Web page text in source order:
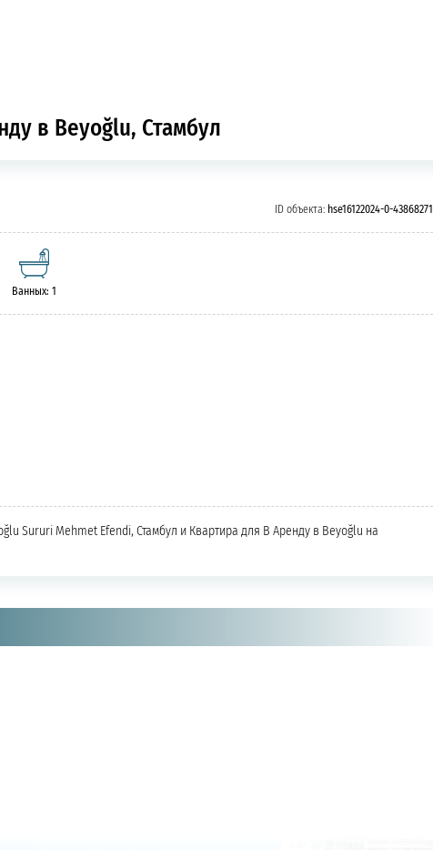
в Beyoğlu, Стамбул
ID объекта: hse16122024-0-43868271
Ванных: 1
Sururi Mehmet Efendi, Стамбул и Квартира для В Аренду в Beyoğlu на